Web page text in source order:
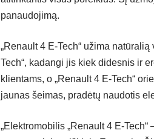
panaudojimą.
„Renault 4 E-Tech“ užima
Tech“, kadangi jis kiek didesnis ir
klientams, o „Renault 4 E-Tech“
jaunas šeimas, pradėtų naudotis
„Elektromobilis „Renault 4 E-